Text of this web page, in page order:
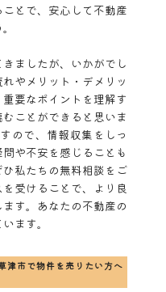
とで、安心して不動産
ましたが、いかがでし
やメリット・デメリッ
要なポイントを理解す
ことができると思いま
ので、情報収集をしっ
や不安を感じることも
私たちの無料相談をご
受けることで、より良
す。あなたの不動産の
ます。
津市で物件を売りたい方へ